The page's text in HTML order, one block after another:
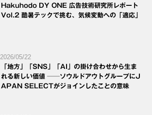
Hakuhodo DY ONE 広告技術研究所レポート
Vol.2 酷暑テックで挑む、気候変動への「適応」
2026/05/22
「地方」「SNS」「AI」の掛け合わせから生ま
れる新しい価値 ──ソウルドアウトグループにJ
APAN SELECTがジョインしたことの意味